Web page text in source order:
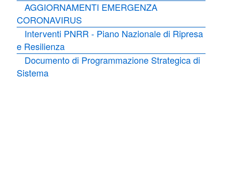
AGGIORNAMENTI EMERGENZA
CORONAVIRUS
Interventi PNRR - Piano Nazionale di Ripresa
e Resilienza
Documento di Programmazione Strategica di
Sistema